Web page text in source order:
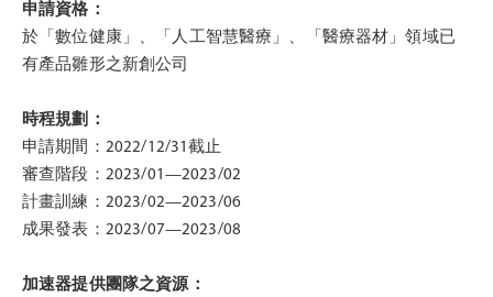
申請資格：
於「數位健康」、「人工智慧醫療」、「醫療器材」領域已
有產品雛形之新創公司
時程規劃：
申請期間：2022/12/31截止
審查階段：2023/01—2023/02
計畫訓練：2023/02—2023/06
成果發表：2023/07—2023/08
加速器提供團隊之資源：